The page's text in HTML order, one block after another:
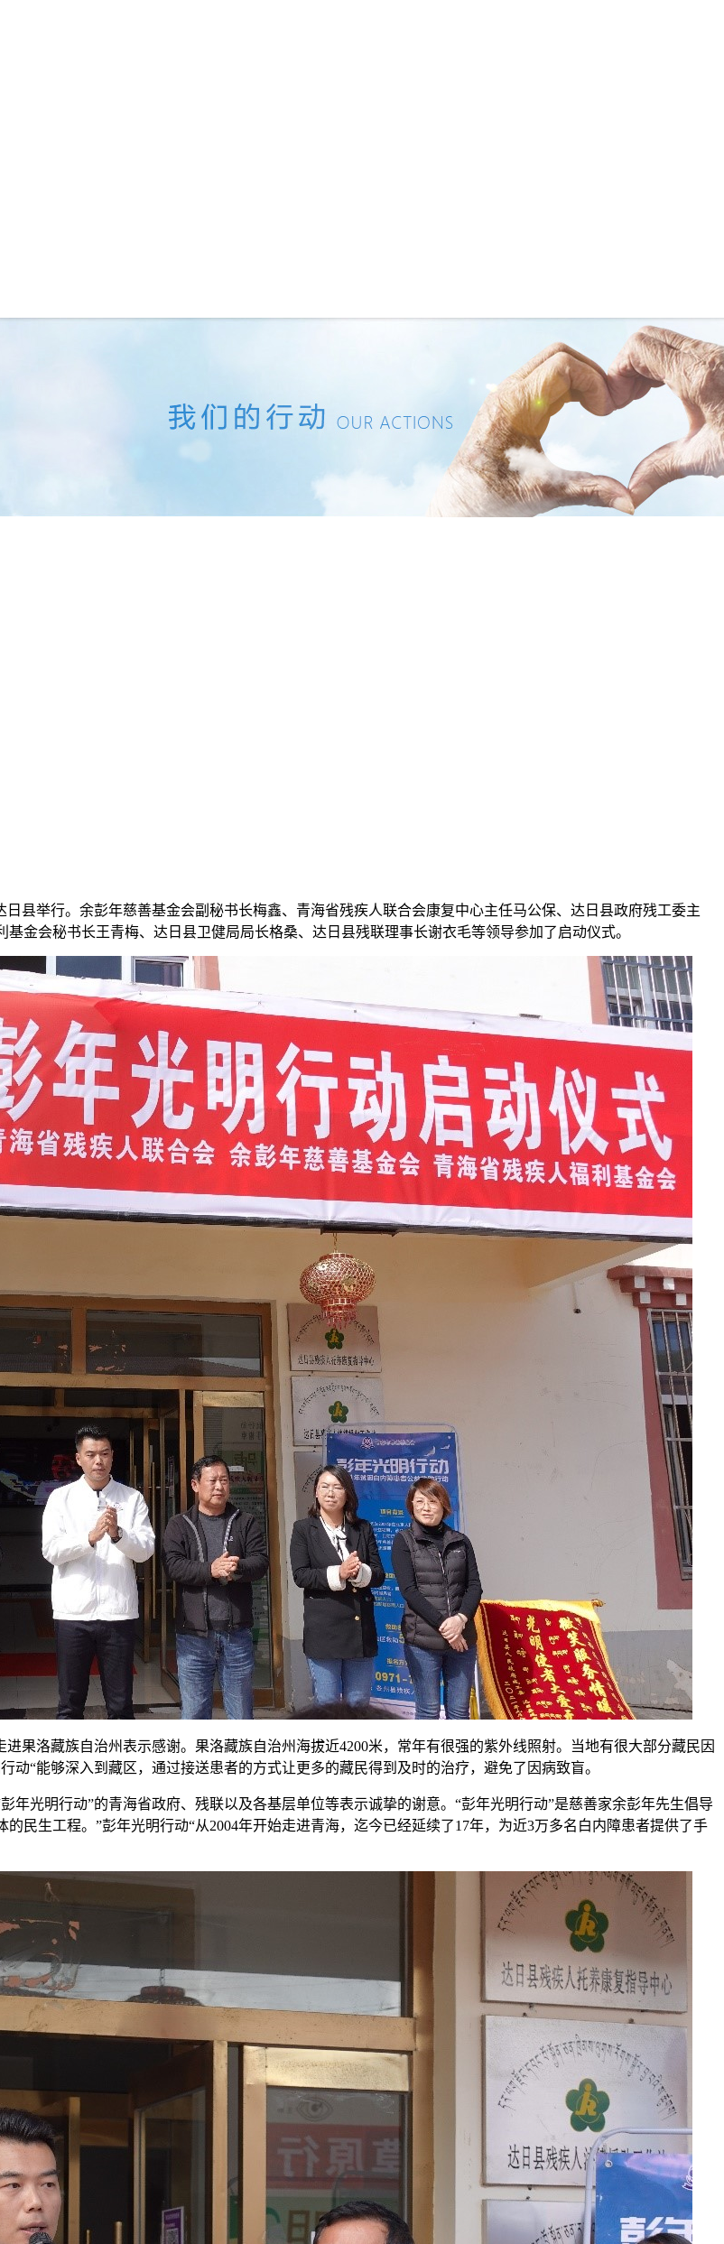
县举行。余彭年慈善基金会副秘书长梅鑫、青海省残疾人联合会康复中心主任马公保、达日县政府残工委主
金会秘书长王青梅、达日县卫健局局长格桑、达日县残联理事长谢衣毛等领导参加了启动仪式。
果洛藏族自治州表示感谢。果洛藏族自治州海拔近4200米，常年有很强的紫外线照射。当地有很大部分藏民因
“能够深入到藏区，通过接送患者的方式让更多的藏民得到及时的治疗，避免了因病致盲。
年光明行动”的青海省政府、残联以及各基层单位等表示诚挚的谢意。“彭年光明行动”是慈善家余彭年先生倡导
民生工程。”彭年光明行动“从2004年开始走进青海，迄今已经延续了17年，为近3万多名白内障患者提供了手